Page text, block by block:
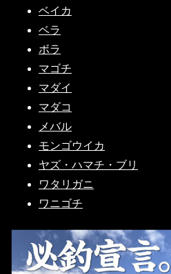
ベイカ
ベラ
ボラ
マゴチ
マダイ
マダコ
メバル
モンゴウイカ
ヤズ・ハマチ・ブリ
ワタリガニ
ワニゴチ